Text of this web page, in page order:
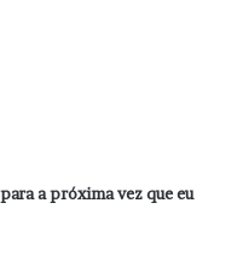
a próxima vez que eu